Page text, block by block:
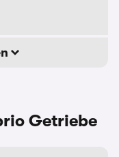
Getriebe